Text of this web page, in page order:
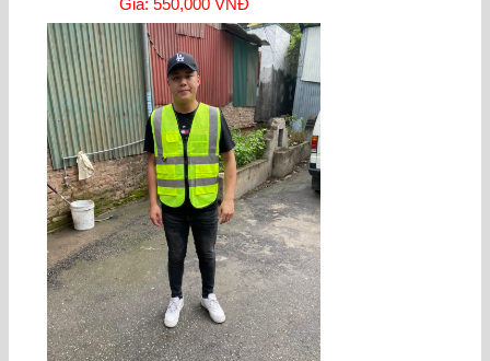
Giá: 550,000 VNĐ